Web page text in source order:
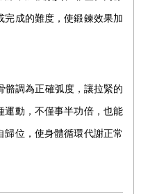
完成的難度，使鍛鍊效果加
調為正確弧度，讓拉緊的
運動，不僅事半功倍，也能
位，使身體循環代謝正常